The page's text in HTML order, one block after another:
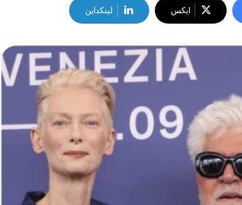
ایکس لینکداین